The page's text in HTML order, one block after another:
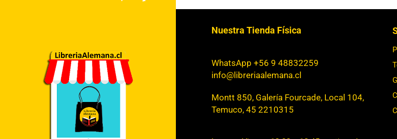
Nuestra Tienda Física
WhatsApp +56 9 48832259
info@libreriaalemana.cl
Montt 850, Galería Fourcade, Local 104,
Temuco, 45 2210315